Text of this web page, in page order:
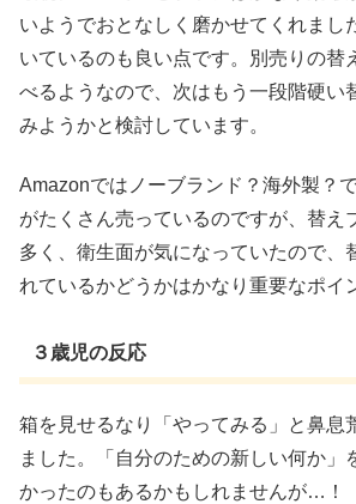
いようでおとなしく磨かせてくれまし
いているのも良い点です。別売りの替
べるようなので、次はもう一段階硬い
みようかと検討しています。
Amazonではノーブランド？海外製？
がたくさん売っているのですが、替え
多く、衛生面が気になっていたので、
れているかどうかはかなり重要なポイ
３歳児の反応
箱を見せるなり「やってみる」と鼻息
ました。「自分のための新しい何か」
かったのもあるかもしれませんが…！